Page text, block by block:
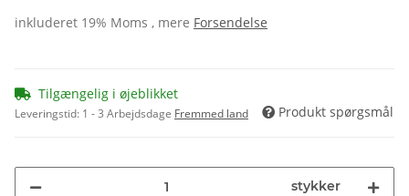
inkluderet 19% Moms , mere Forsendelse
Tilgængelig i øjeblikket
Leveringstid: 1 - 3 Arbejdsdage Fremmed land Produkt spørgsmål
stykker